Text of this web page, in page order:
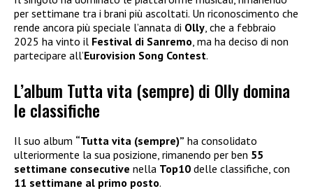
per settimane tra i brani più ascoltati. Un riconoscimento che
rende ancora più speciale l’annata di Olly , che a febbraio
2025 ha vinto il Festival di Sanremo , ma ha deciso di non
partecipare all’Eurovision Song Contest.
L’album Tutta vita (sempre) di Olly domina
le classifiche
Il suo album “Tutta vita (sempre)” ha consolidato
ulteriormente la sua posizione, rimanendo per ben 55
settimane consecutive nella Top10 delle classifiche, con
11 settimane al primo posto.